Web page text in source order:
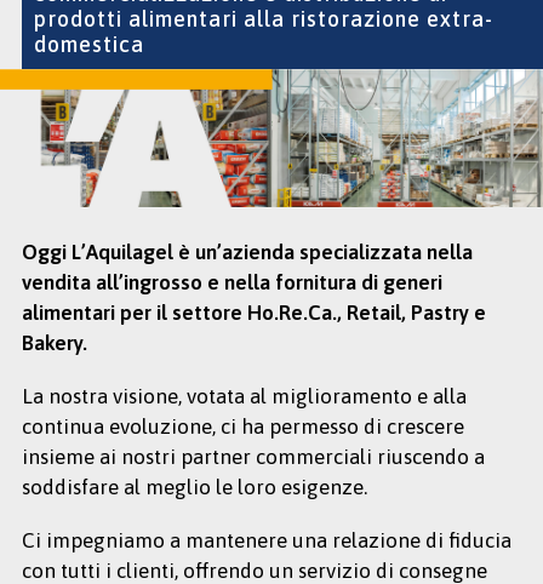
prodotti alimentari alla ristorazione extra-
domestica
Oggi L’Aquilagel è un’azienda specializzata nella
vendita all’ingrosso e nella fornitura di generi
alimentari per il settore Ho.Re.Ca., Retail, Pastry e
Bakery.
La nostra visione, votata al miglioramento e alla
continua evoluzione, ci ha permesso di crescere
insieme ai nostri partner commerciali riuscendo a
soddisfare al meglio le loro esigenze.
Ci impegniamo a mantenere una relazione di fiducia
con tutti i clienti, offrendo un servizio di consegne